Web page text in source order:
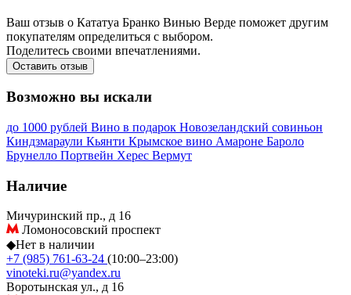
Ваш отзыв о Кататуа Бранко Винью Верде поможет другим
покупателям определиться с выбором.
Поделитесь своими впечатлениями.
Оставить отзыв
Возможно вы искали
до 1000 рублей Вино в подарок Новозеландский совиньон
Киндзмараули Кьянти Крымское вино Амароне Бароло
Брунелло Портвейн Херес Вермут
Наличие
Мичуринский пр., д 16
Ломоносовский проспект
◆Нет в наличии
+7 (985) 761-63-24 (10:00–23:00)
vinoteki.ru@yandex.ru
Воротынская ул., д 16